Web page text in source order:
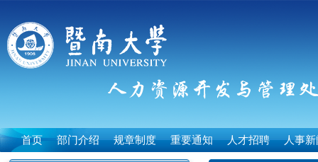
首页 部门介绍 规章制度 重要通知 人才招聘 人事新